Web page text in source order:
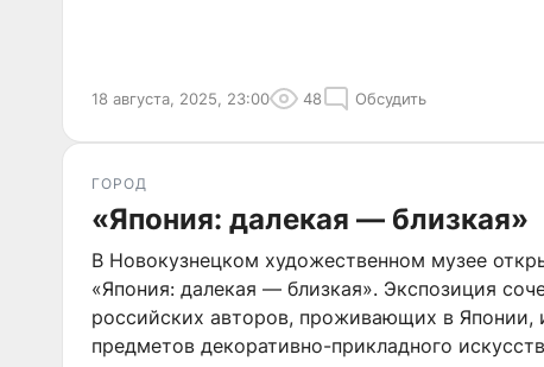
18 августа, 2025, 23:00 48 Обсудить
ГОРОД
«Япония: далекая — близкая»
В Новокузнецком художественном музее
«Япония: далекая — близкая». Экспозиция
российских авторов, проживающих в Японии,
предметов декоративно-прикладного